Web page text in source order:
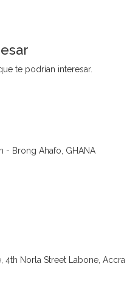
te podrían interesar.
- Brong Ahafo, GHANA
4th Norla Street Labone, Accra